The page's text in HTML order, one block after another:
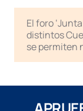
El foro
distintos
se permiten